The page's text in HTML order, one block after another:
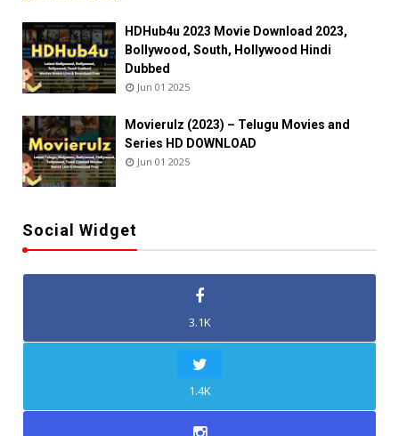
HDHub4u 2023 Movie Download 2023,
Bollywood, South, Hollywood Hindi
Dubbed
Jun 01 2025
Movierulz (2023) – Telugu Movies and
Series HD DOWNLOAD
Jun 01 2025
Social Widget
3.1K
1.4K